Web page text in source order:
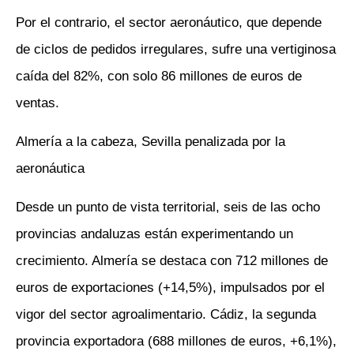
Por el contrario, el sector aeronáutico, que depende
de ciclos de pedidos irregulares, sufre una vertiginosa
caída del 82%, con solo 86 millones de euros de
ventas.
Almería a la cabeza, Sevilla penalizada por la
aeronáutica
Desde un punto de vista territorial, seis de las ocho
provincias andaluzas están experimentando un
crecimiento. Almería se destaca con 712 millones de
euros de exportaciones (+14,5%), impulsados por el
vigor del sector agroalimentario. Cádiz, la segunda
provincia exportadora (688 millones de euros, +6,1%),